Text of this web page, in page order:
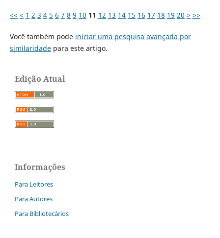
<< < 1 2 3 4 5 6 7 8 9 10 11 12 13 14 15 16 17 18 19 20 > >>
Você também pode iniciar uma pesquisa avançada por
similaridadepara este artigo.
Edição Atual
Informações
Para Leitores
Para Autores
Para Bibliotecários